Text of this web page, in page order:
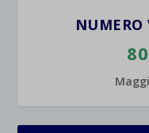
NUMERO